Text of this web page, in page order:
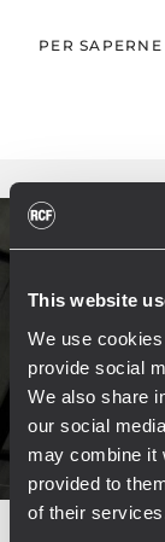
This website
We use
provide social
We also share
our social
may combine it
provided to
of their
PER